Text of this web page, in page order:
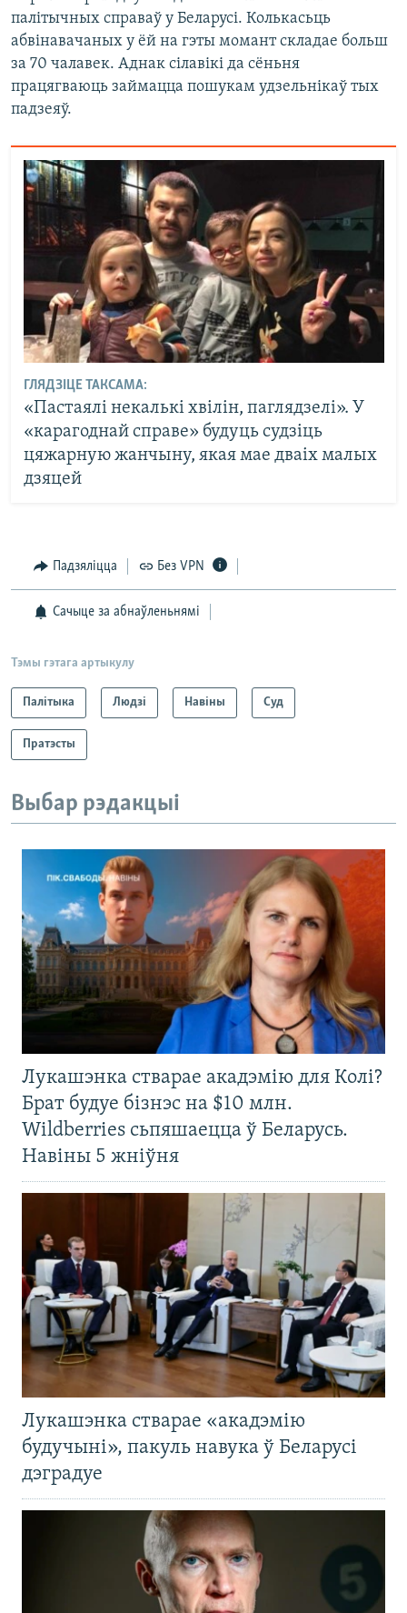
палітычных справаў у Беларусі. Колькасьць
абвінавачаных у ёй на гэты момант складае больш
за 70 чалавек. Аднак сілавікі да сёньня
працягваюць займацца пошукам удзельнікаў тых
падзеяў.
ГЛЯДЗІЦЕ ТАКСАМА:
«Пастаялі некалькі хвілін, паглядзелі». У
«карагоднай справе» будуць судзіць
цяжарную жанчыну, якая мае дваіх малых
дзяцей
Падзяліцца Без VPN
Сачыце за абнаўленьнямі
Тэмы гэтага артыкулу
Палітыка Людзі Навіны Суд
Пратэсты
Выбар рэдакцыі
Лукашэнка стварае акадэмію для Колі?
Брат будуе бізнэс на $10 млн.
Wildberries сьпяшаецца ў Беларусь.
Навіны 5 жніўня
Лукашэнка стварае «акадэмію
будучыні», пакуль навука ў Беларусі
дэградуе